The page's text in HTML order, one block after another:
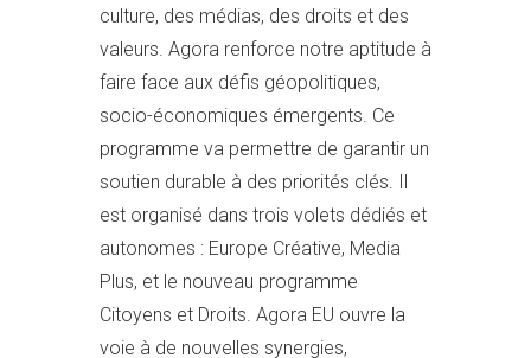
culture, des médias, des droits et des
valeurs. Agora renforce notre aptitude à
faire face aux défis géopolitiques,
socio-économiques émergents. Ce
programme va permettre de garantir un
soutien durable à des priorités clés. Il
est organisé dans trois volets dédiés et
autonomes : Europe Créative, Media
Plus, et le nouveau programme
Citoyens et Droits. Agora EU ouvre la
voie à de nouvelles synergies,